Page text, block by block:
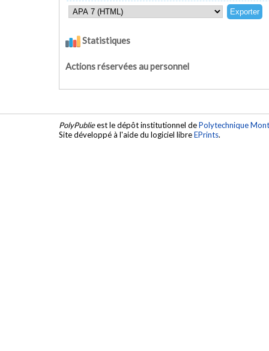
Statistiques
Actions réservées au personnel
PolyPublieest le dépôt institutionnel dePolytechnique
Site développé à l'aide du logiciel libreEPrints.